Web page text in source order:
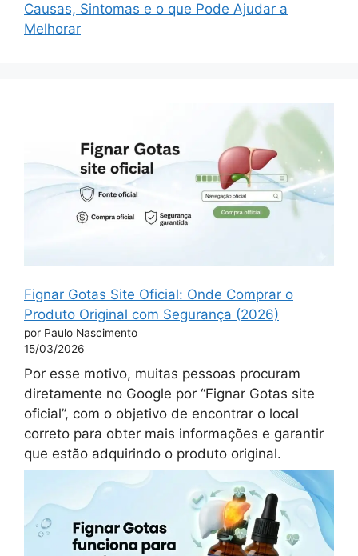
Causas, Sintomas e o que Pode Ajudar a
Melhorar
Fignar Gotas Site Oficial: Onde Comprar o
Produto Original com Segurança (2026)
por Paulo Nascimento
15/03/2026
Por esse motivo, muitas pessoas procuram
diretamente no Google por “Fignar Gotas site
oficial”, com o objetivo de encontrar o local
correto para obter mais informações e garantir
que estão adquirindo o produto original.